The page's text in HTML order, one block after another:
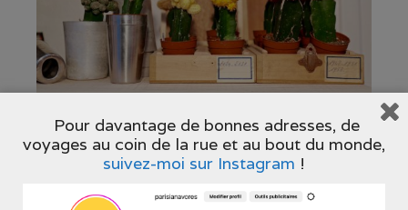
Pour davantage de bonnes adresses, de
voyages au coin de la rue et au bout du monde,
suivez-moi sur Instagram !